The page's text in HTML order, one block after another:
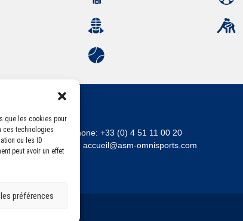
que les cookies pour
ces technologies
ou les ID
peut avoir un effet
préférences
Téléphone: +33 (0) 4 51 11 00 20
accueil@asm-omnisports.com